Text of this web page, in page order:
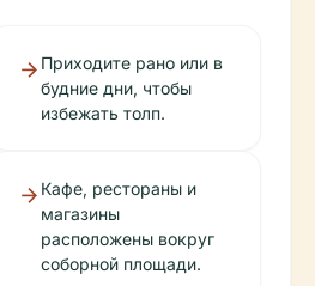
Приходите рано или в
будние дни, чтобы
избежать толп.
Кафе, рестораны и
магазины
расположены вокруг
соборной площади.